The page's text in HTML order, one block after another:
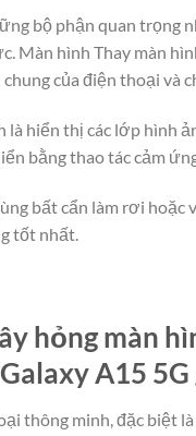
bộ phận quan trọng
Màn hình Thay màn
của điện thoại và
là hiển thị các lớp hình
bằng thao tác cảm
bất cẩn làm rơi hoặc
tốt nhất.
hỏng màn
A15
thông minh, đặc biệt